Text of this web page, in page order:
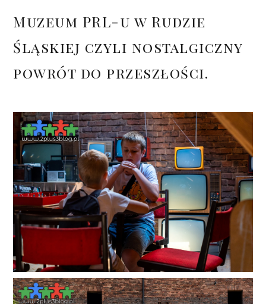
Muzeum PRL-u w Rudzie
Śląskiej czyli nostalgiczny
powrót do przeszłości.